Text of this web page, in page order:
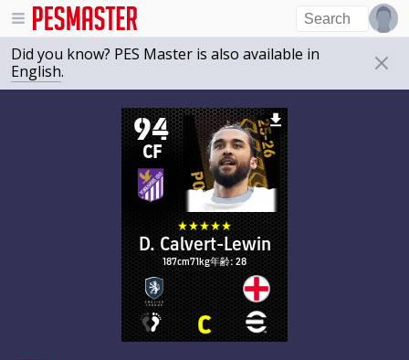
Did you know? PES Master is also available in
English.
94
CF
D. Calvert-Lewin
187cm71kg年齢: 28